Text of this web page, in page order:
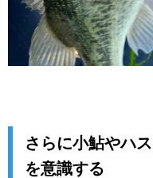
さらに小鮎やハ
を意識する